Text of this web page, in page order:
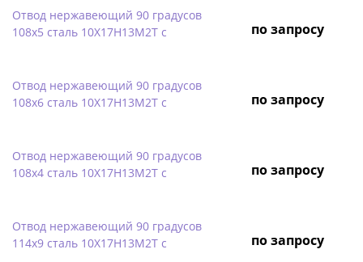
Отвод нержавеющий 90 градусов
108х5 сталь 10Х17Н13М2Т с
по запросу
Отвод нержавеющий 90 градусов
108х6 сталь 10Х17Н13М2Т с
по запросу
Отвод нержавеющий 90 градусов
108х4 сталь 10Х17Н13М2Т с
по запросу
Отвод нержавеющий 90 градусов
114х9 сталь 10Х17Н13М2Т с
по запросу